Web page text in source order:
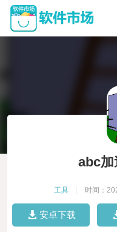
abc加
工具 时间：
安卓下载